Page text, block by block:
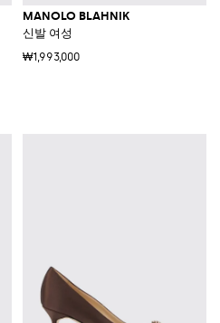
MANOLO BLAHNIK
신발 여성
₩1,993,000